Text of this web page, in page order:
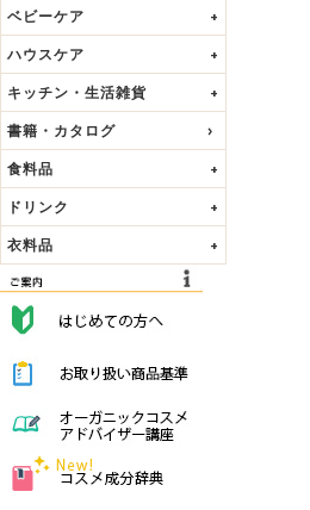
ベビーケア +
ハウスケア +
キッチン・生活雑貨 +
書籍・カタログ
食料品 +
ドリンク +
衣料品 +